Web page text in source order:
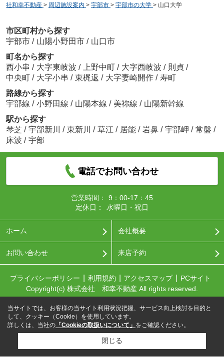
社和幸不動産 > 周辺施設案内 > 宇部市 > 宇部市の大学 > 山口大学
市区町村から探す
宇部市 / 山陽小野田市 / 山口市
町名から探す
西小串 / 大字東岐波 / 上野中町 / 大字西岐波 / 則貞 /
中央町 / 大字小串 / 東梶返 / 大字妻崎開作 / 寿町
路線から探す
宇部線 / 小野田線 / 山陽本線 / 美祢線 / 山陽新幹線
駅から探す
琴芝 / 宇部新川 / 東新川 / 草江 / 居能 / 岩鼻 / 宇部岬 / 常盤 /
床波 / 宇部
電話でお問い合わせ
営業時間：
9：00-17：45
定休日：
水曜日・祝日
ホーム 会社概要
お問い合わせ 来店予約
プライバシーポリシー 利用規約 アクセスマップ
PCサイト
Copyright(c) 株式会社 和幸不動産 All rights reserved.
当サイトでは、お客様の当サイト利用状況把握、サービス向上検討を目的と
して、クッキー（Cookie）を使用しています。
詳しくは、当社の 「Cookieの取扱いについて」 をご確認ください。
閉じる